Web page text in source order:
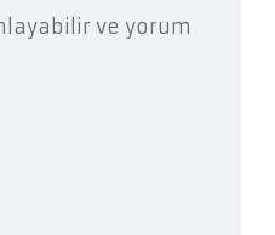
ve yorum